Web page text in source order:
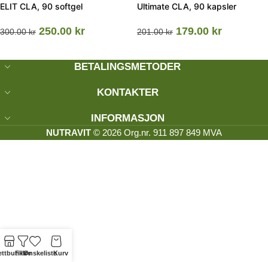
ELIT CLA, 90 softgel
300.00kr 250.00 kr
Ultimate CLA, 90 kapsler
201.00kr 179.00 kr
BETALINGSMETODER
KONTAKTER
INFORMASJON
NUTRAVIT © 2026 Org.nr. 911 897 849 MVA
FiltreØnskelisteKurv